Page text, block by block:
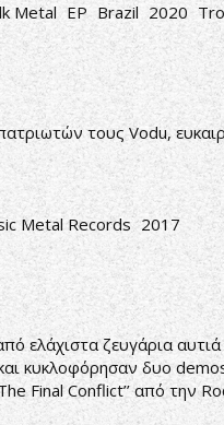
Metal EP Brazil 2020
τους Vodu,
Metal Records 2017
ζευγάρια
κυκλοφόρησαν δυο
Final Conflict’’ από την